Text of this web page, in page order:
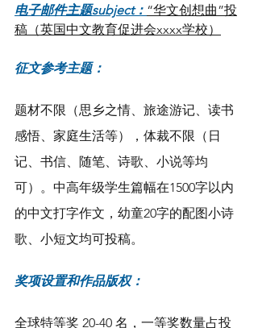
电子邮件主题subject： “华文创想曲”投
稿（英国中文教育促进会xxxx学校）
征文参考主题：
题材不限（思乡之情、旅途游记、读书
感悟、家庭生活等），体裁不限（日
记、书信、随笔、诗歌、小说等均
可）。中高年级学生篇幅在1500字以内
的中文打字作文，幼童20字的配图小诗
歌、小短文均可投稿。
奖项设置和作品版权：
全球特等奖 20-40 名，一等奖数量占投